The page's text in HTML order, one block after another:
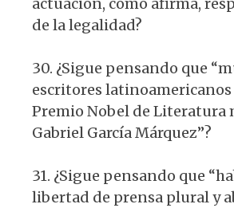
de la legalidad?
30. ¿Sigue pensando que
escritores
Premio Nobel de Literatura
Gabriel García Márquez”?
31. ¿Sigue pensando que
libertad de prensa plural y